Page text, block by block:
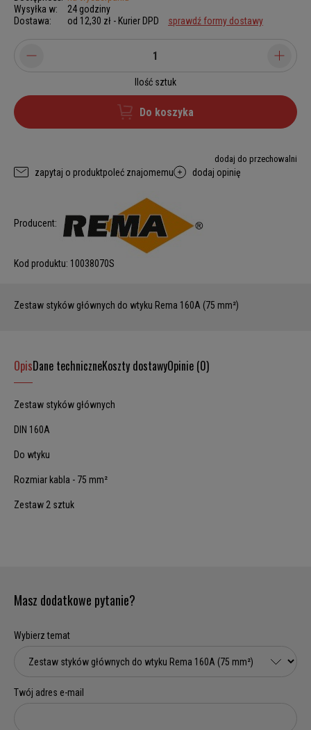
Wysyłka w:
24 godziny
Dostawa:
od 12,30 zł - Kurier DPD sprawdź formy dostawy
Ilość sztuk
Do koszyka
dodaj do przechowalni
zapytaj o produktpoleć znajomemu dodaj opinię
Producent:
Kod produktu: 10038070S
Zestaw styków głównych do wtyku Rema 160A (75 mm²)
OpisDane techniczneKoszty dostawyOpinie (0)
Zestaw styków głównych
DIN 160A
Do wtyku
Rozmiar kabla - 75 mm²
Zestaw 2 sztuk
Masz dodatkowe pytanie?